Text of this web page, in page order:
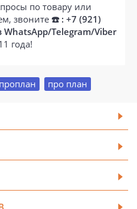
по товару или
звоните ☎️ : +7 (921)
Telegram/Viber
года!
проплан про план